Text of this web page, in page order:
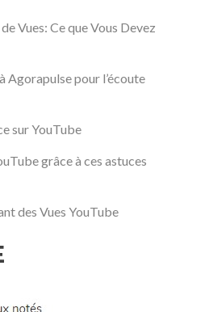
Vues: Ce que Vous Devez
Agorapulse pour l’écoute
sur YouTube
grâce à ces astuces
des Vues YouTube